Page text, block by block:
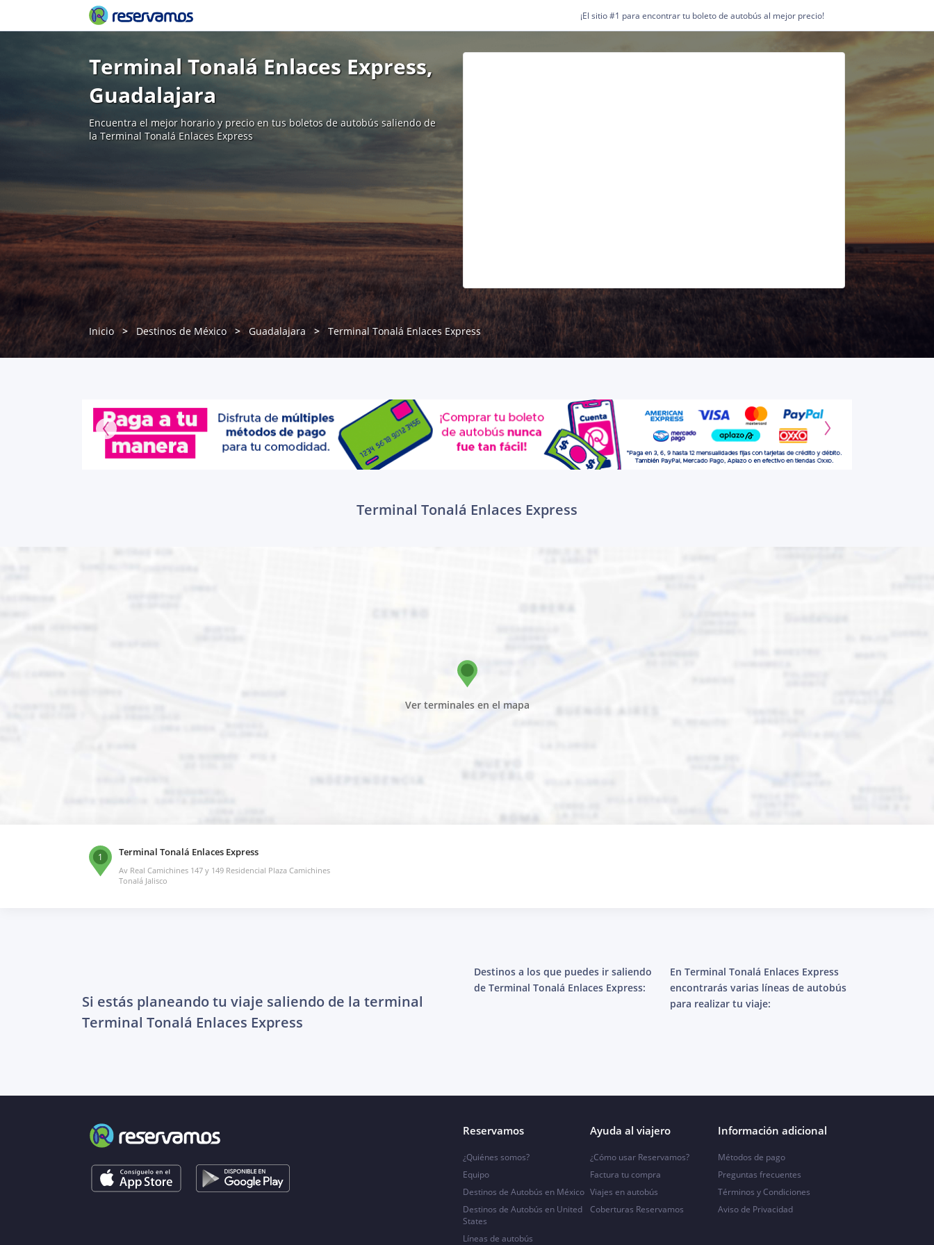
¡El sitio #1 para encontrar tu boleto de autobús al mejor precio!
Terminal Tonalá Enlaces Express,
Guadalajara
Encuentra el mejor horario y precio en tus boletos de autobús saliendo de
la Terminal Tonalá Enlaces Express
Inicio Destinos de México Guadalajara Terminal Tonalá Enlaces Express
Terminal Tonalá Enlaces Express
Ver terminales en el mapa
1 Terminal Tonalá Enlaces Express
Av Real Camichines 147 y 149 Residencial Plaza Camichines
Tonalá Jalisco
Si estás planeando tu viaje saliendo de la terminal
Terminal Tonalá Enlaces Express
Destinos a los que puedes ir saliendo
de Terminal Tonalá Enlaces Express:
En Terminal Tonalá Enlaces Express
encontrarás varias líneas de autobús
para realizar tu viaje:
Reservamos
¿Quiénes somos?
Equipo
Destinos de Autobús en México
Destinos de Autobús en United
States
Líneas de autobús
Ayuda al viajero
¿Cómo usar Reservamos?
Factura tu compra
Viajes en autobús
Coberturas Reservamos
Información adicional
Métodos de pago
Preguntas frecuentes
Términos y Condiciones
Aviso de Privacidad